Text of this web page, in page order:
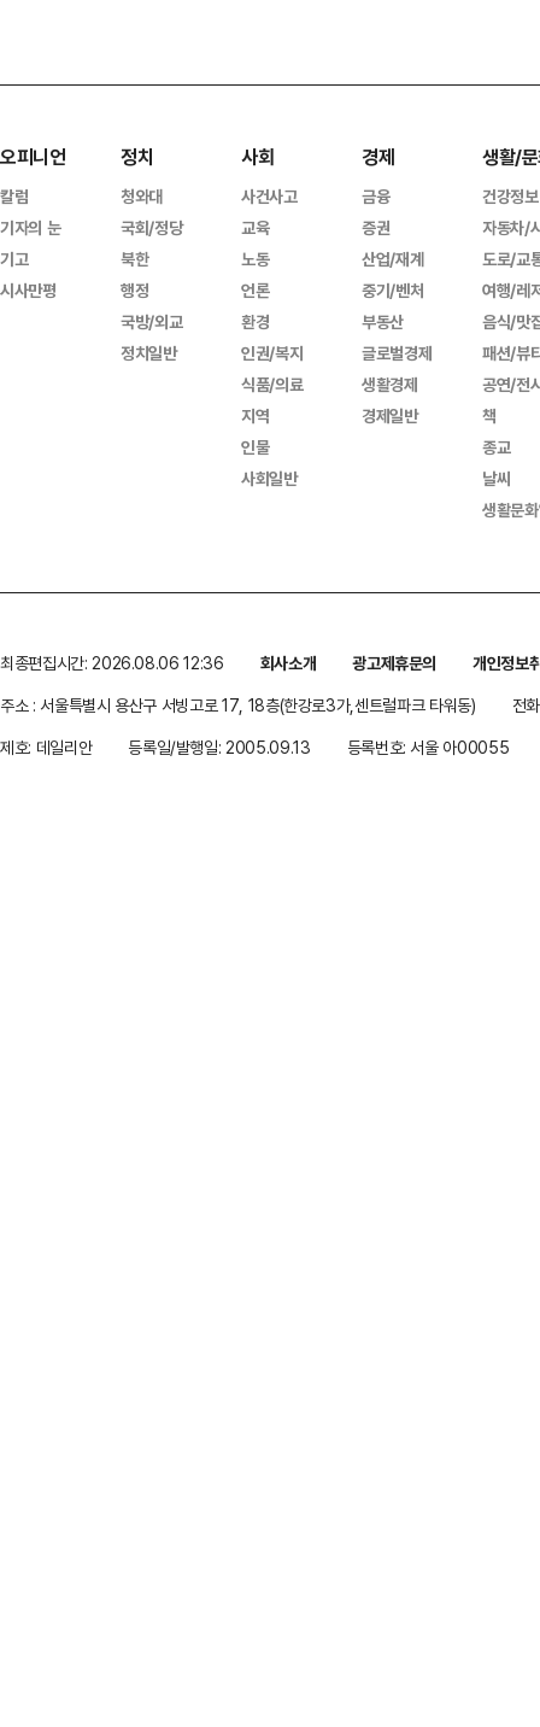
오피니언
칼럼
기자의 눈
기고
시사만평
정치
청와대
국회/정당
북한
행정
국방/외교
정치일반
사회
사건사고
교육
노동
언론
환경
인권/복지
식품/의료
지역
인물
사회일반
경제
금융
증권
산업/재계
중기/벤처
부동산
글로벌경제
생활경제
경제일반
생활/
건강정보
자동차/
도로/교
여행/레
음식/맛
패션/뷰
공연/전
책
종교
날씨
생활문
최종편집시간: 2026.08.06 12:36 회사소개 광고제휴문의
개인정보
주소 : 서울특별시 용산구 서빙고로 17, 18층(한강로3가,센트럴파크 타워동)
전
제호: 데일리안
등록일/발행일: 2005.09.13 등록번호: 서울 아00055